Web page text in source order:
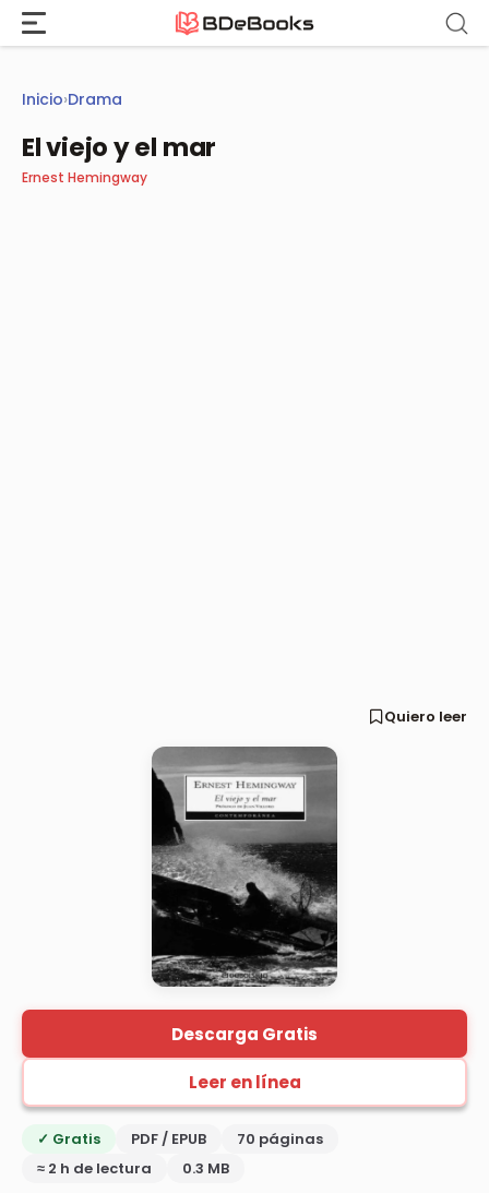
Saltar
contenido
Inicio›Drama
El viejo y el mar
Ernest Hemingway
Quiero leer
Descarga Gratis
Leer en línea
✓ Gratis PDF / EPUB
70 páginas
≈ 2 h de lectura
0.3 MB